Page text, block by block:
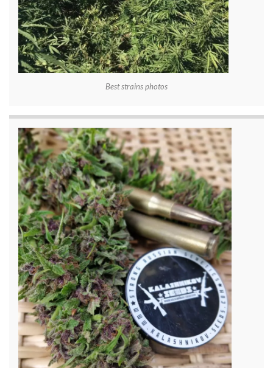
Best strains photos